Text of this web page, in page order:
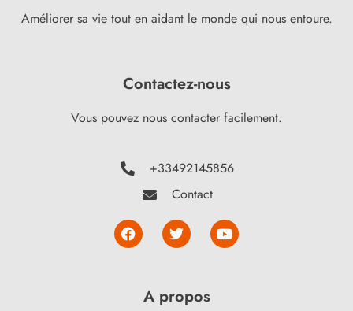
Améliorer sa vie tout en aidant le monde qui nous entoure.
Contactez-nous
Vous pouvez nous contacter facilement.
+33492145856
Contact
A propos